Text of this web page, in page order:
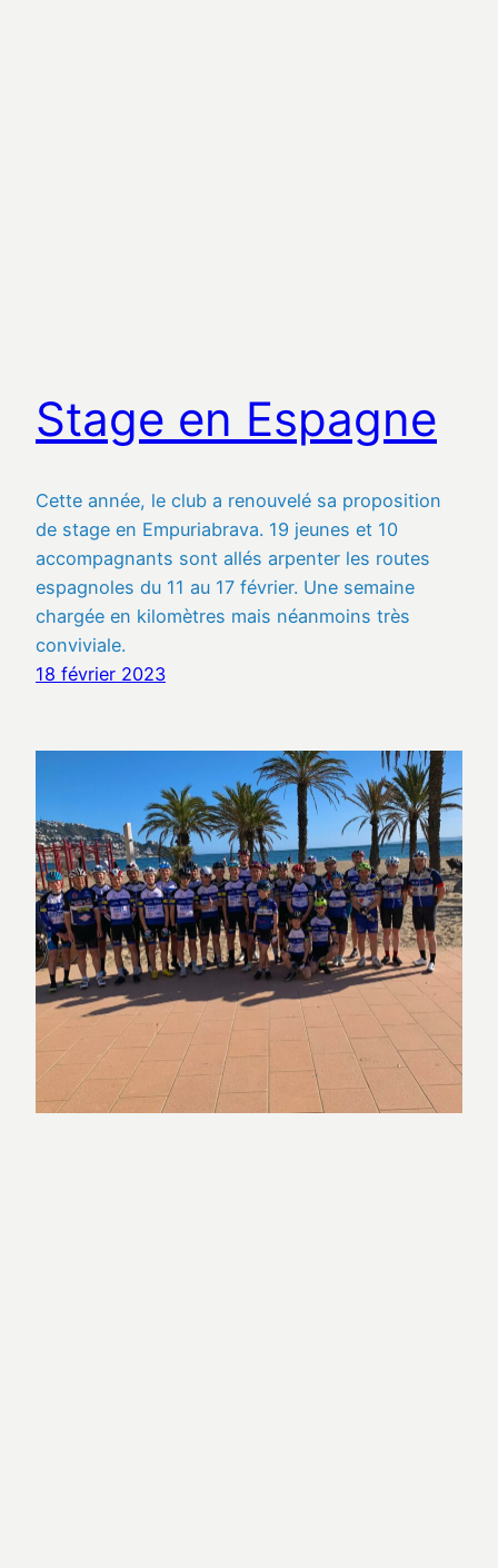
Stage en Espagne
Cette année, le club a renouvelé sa proposition
de stage en Empuriabrava. 19 jeunes et 10
accompagnants sont allés arpenter les routes
espagnoles du 11 au 17 février. Une semaine
chargée en kilomètres mais néanmoins très
conviviale.
18 février 2023